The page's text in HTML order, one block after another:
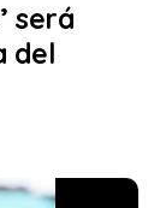
será
del